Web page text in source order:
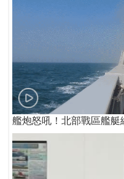
艦炮怒吼！北部戰區艦艇